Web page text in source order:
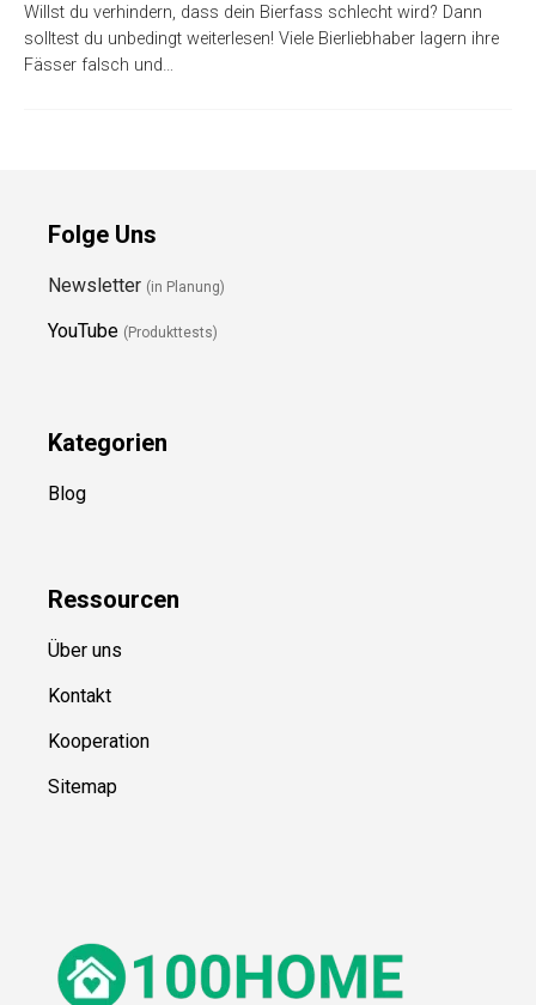
Willst du verhindern, dass dein Bierfass schlecht wird? Dann
solltest du unbedingt weiterlesen! Viele Bierliebhaber lagern ihre
Fässer falsch und…
Folge Uns
Newsletter (in Planung)
YouTube (Produkttests)
Kategorien
Blog
Ressourcen
Über uns
Kontakt
Kooperation
Sitemap